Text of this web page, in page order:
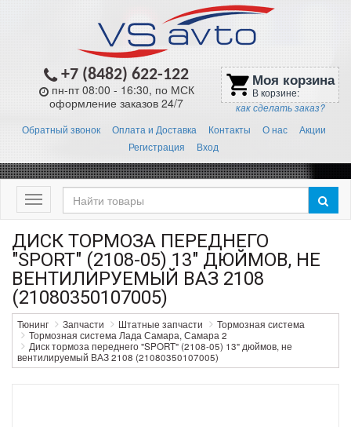
+7 (8482) 622-122
пн-пт 08:00 - 16:30, по МСК
оформление заказов 24/7
shopping_cart Моя корзина
В корзине:
как сделать заказ?
Обратный звонок Оплата и Доставка Контакты О нас
Акции
Регистрация
Вход
Меню
ДИСК ТОРМОЗА ПЕРЕДНЕГО
"SPORT" (2108-05) 13" ДЮЙМОВ, НЕ
ВЕНТИЛИРУЕМЫЙ ВАЗ 2108
(21080350107005)
Тюнинг Запчасти Штатные запчасти
Тормозная система
Тормозная система Лада Самара, Самара 2
Диск тормоза переднего "SPORT" (2108-05) 13" дюймов, не
вентилируемый ВАЗ 2108 (21080350107005)